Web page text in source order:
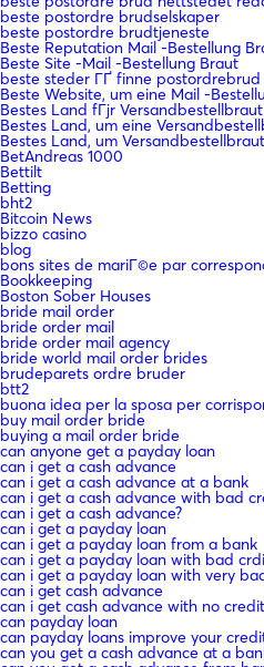
beste postordre brudselskaper
beste postordre brudtjeneste
Beste Reputation Mail -Bestellung
Beste Site -Mail -Bestellung Braut
beste steder ГҐ finne postordrebrud
Beste Website, um eine Mail -
Bestes Land fГјr Versandbestellbraut
Bestes Land, um eine
Bestes Land, um
BetAndreas 1000
Bettilt
Betting
bht2
Bitcoin News
bizzo casino
blog
bons sites de mariГ©e par
Bookkeeping
Boston Sober Houses
bride mail order
bride order mail
bride order mail agency
bride world mail order brides
brudeparets ordre bruder
btt2
buona idea per la sposa per
buy mail order bride
buying a mail order bride
can anyone get a payday loan
can i get a cash advance
can i get a cash advance at a bank
can i get a cash advance with bad
can i get a cash advance?
can i get a payday loan
can i get a payday loan from a bank
can i get a payday loan with bad
can i get a payday loan with very
can i get cash advance
can i get cash advance with no credit
can payday loan
can payday loans improve your
can you get a cash advance at a